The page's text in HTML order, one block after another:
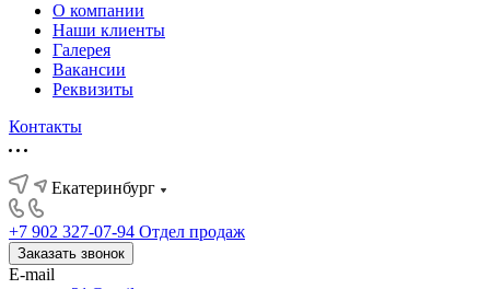
О компании
Наши клиенты
Галерея
Вакансии
Реквизиты
Контакты
Екатеринбург
+7 902 327-07-94 Отдел продаж
Заказать звонок
E-mail